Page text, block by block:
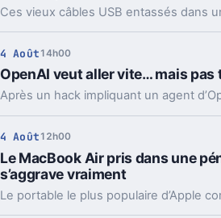
4 Août 14h00
OpenAI veut aller vite… mais pas
4 Août 12h00
Le MacBook Air pris dans une
s’aggrave vraiment